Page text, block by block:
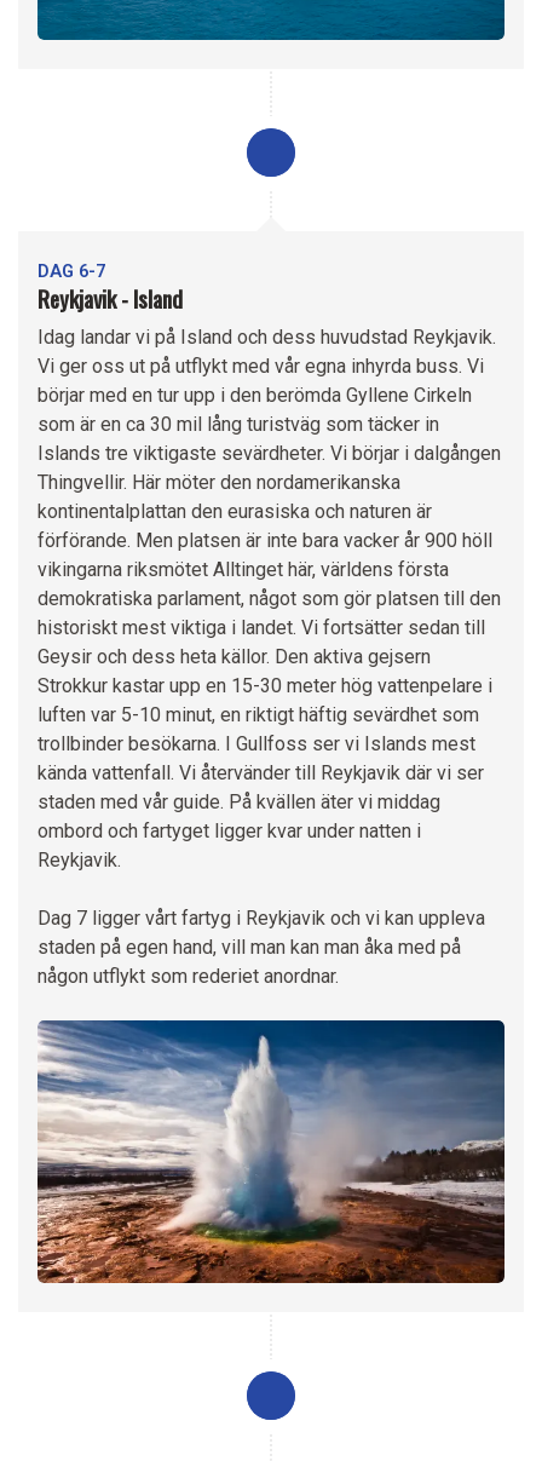
DAG 6-7
Reykjavik - Island
Idag landar vi på Island och dess huvudstad Reykjavik.
Vi ger oss ut på utflykt med vår egna inhyrda buss. Vi
börjar med en tur upp i den berömda Gyllene Cirkeln
som är en ca 30 mil lång turistväg som täcker in
Islands tre viktigaste sevärdheter. Vi börjar i dalgången
Thingvellir. Här möter den nordamerikanska
kontinentalplattan den eurasiska och naturen är
förförande. Men platsen är inte bara vacker år 900 höll
vikingarna riksmötet Alltinget här, världens första
demokratiska parlament, något som gör platsen till den
historiskt mest viktiga i landet. Vi fortsätter sedan till
Geysir och dess heta källor. Den aktiva gejsern
Strokkur kastar upp en 15-30 meter hög vattenpelare i
luften var 5-10 minut, en riktigt häftig sevärdhet som
trollbinder besökarna. I Gullfoss ser vi Islands mest
kända vattenfall. Vi återvänder till Reykjavik där vi ser
staden med vår guide. På kvällen äter vi middag
ombord och fartyget ligger kvar under natten i
Reykjavik.
Dag 7 ligger vårt fartyg i Reykjavik och vi kan uppleva
staden på egen hand, vill man kan man åka med på
någon utflykt som rederiet anordnar.